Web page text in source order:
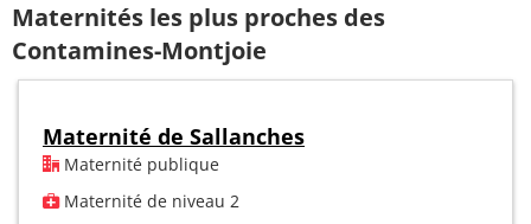
Maternités les plus proches des
Contamines-Montjoie
Maternité de Sallanches
Maternité publique
Maternité de niveau 2